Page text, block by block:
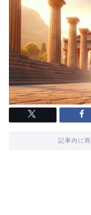
記事内に